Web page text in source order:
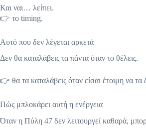
Και ναι… λείπει.
👉 το timing.
Αυτό που δεν λέγεται αρκετά
Δεν θα καταλάβεις τα πάντα όταν το θέλεις.
👉 θα τα καταλάβεις όταν είσαι έτοιμη να τα
Πώς μπλοκάρει αυτή η ενέργεια
Όταν η Πύλη 47 δεν λειτουργεί καθαρά,